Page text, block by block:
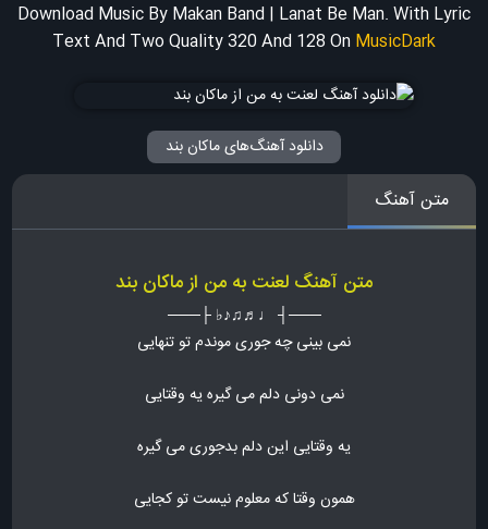
Download Music By Makan Band | Lanat Be Man. With Lyric
Text And Two Quality 320 And 128 On MusicDark
دانلود آهنگ‌های ماکان بند
متن آهنگ
متن آهنگ لعنت به من از ماکان بند
───┤ ♩♬♫♪♭ ├───
نمی بینی چه جوری موندم تو تنهایی
نمی دونی دلم می گیره یه وقتایی
یه وقتایی این دلم بدجوری می گیره
همون وقتا که معلوم نیست تو کجایی